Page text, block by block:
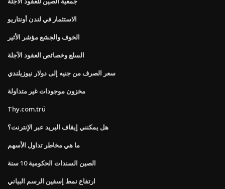
الاستثمار في لندن أونتاريو
الخوف والجشع مؤشر الأثير
السلع وخصائص العقود الآجلة
سعر الصرف من جنيه إلى دولار نيوزيلندي
مخزون موجودات غير متداولة
Thy.com.trü
هل يمكنني إيقاف البريد عبر الإنترنت؟
ما هي مخاطر تداول الأسهم
الصين السندات الحكومية 10 سنة
ارتفاع نمط إسفين الرسم البياني